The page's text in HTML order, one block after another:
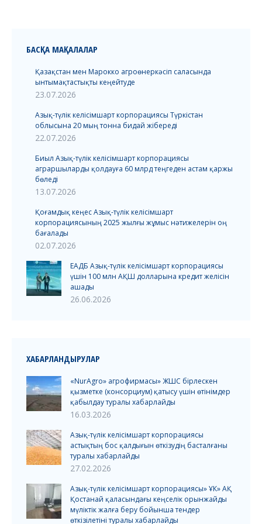
БАСҚА МАҚАЛАЛАР
Қазақстан мен Марокко агроөнеркәсіп саласында
ынтымақтастықты кеңейтуде
23.07.2026
Азық-түлік келісімшарт корпорациясы Түркістан
облысына 20 мың тонна бидай жібереді
22.07.2026
Биыл Азық-түлік келісімшарт корпорациясы
аграршыларды қолдауға 60 млрд теңгеден астам қаржы
бөледі
13.07.2026
Қоғамдық кеңес Азық-түлік келісімшарт
корпорациясының 2025 жылғы жұмыс нәтижелерін оң
бағалады
02.07.2026
ЕАДБ Азық-түлік келісімшарт корпорациясы
үшін 100 млн АҚШ долларына кредит желісін
ашады
26.06.2026
ХАБАРЛАНДЫРУЛАР
«NurAgro» агрофирмасы» ЖШС бірлескен
қызметке (консорциум) қатысу үшін өтінімдер
қабылдау туралы хабарлайды
16.03.2026
Азық-түлік келісімшарт корпорациясы
астықтың бос қалдығын өткізудің басталғаны
туралы хабарлайды
27.02.2026
Азық-түлік келісімшарт корпорациясы» ҰК» АҚ
Қостанай қаласындағы кеңселік орынжайды
мүліктік жалға беру бойынша тендер
өткізілетіні туралы хабарлайды